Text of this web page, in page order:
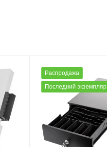
Распродажа
Последний экземпляр